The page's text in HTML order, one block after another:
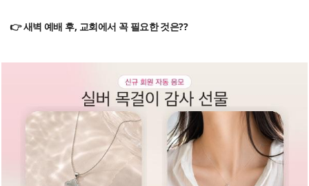
👉 새벽 예배 후, 교회에서 꼭 필요한 것은??